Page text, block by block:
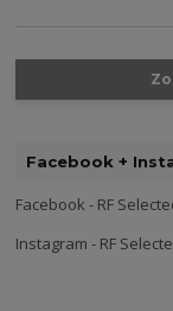
Facebook +
Facebook - RF
Instagram - RF